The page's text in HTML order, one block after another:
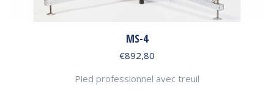
MS-4
€892,80
Pied professionnel avec treuil